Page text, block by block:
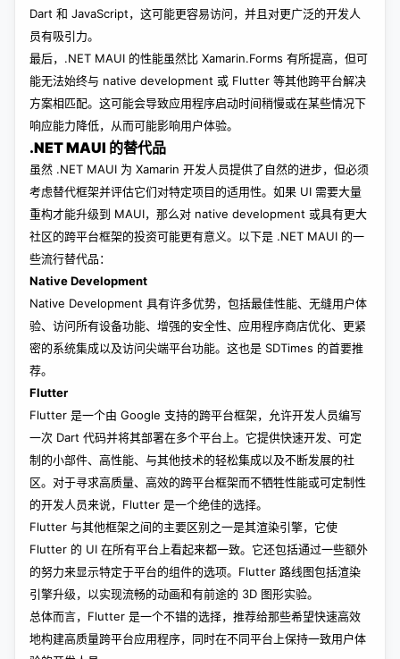
Dart 和 JavaScript，这可能更容易访问，并且对更广泛的开发人
员有吸引力。
最后，.NET MAUI 的性能虽然比 Xamarin.Forms 有所提高，但可
能无法始终与 native development 或 Flutter 等其他跨平台解决
方案相匹配。这可能会导致应用程序启动时间稍慢或在某些情况下
响应能力降低，从而可能影响用户体验。
.NET MAUI 的替代品
虽然 .NET MAUI 为 Xamarin 开发人员提供了自然的进步，但必须
考虑替代框架并评估它们对特定项目的适用性。如果 UI 需要大量
重构才能升级到 MAUI，那么对 native development 或具有更大
社区的跨平台框架的投资可能更有意义。以下是 .NET MAUI 的一
些流行替代品：
Native Development
Native Development 具有许多优势，包括最佳性能、无缝用户体
验、访问所有设备功能、增强的安全性、应用程序商店优化、更紧
密的系统集成以及访问尖端平台功能。这也是 SDTimes 的首要推
荐。
Flutter
Flutter 是一个由 Google 支持的跨平台框架，允许开发人员编写
一次 Dart 代码并将其部署在多个平台上。它提供快速开发、可定
制的小部件、高性能、与其他技术的轻松集成以及不断发展的社
区。对于寻求高质量、高效的跨平台框架而不牺牲性能或可定制性
的开发人员来说，Flutter 是一个绝佳的选择。
Flutter 与其他框架之间的主要区别之一是其渲染引擎，它使
Flutter 的 UI 在所有平台上看起来都一致。它还包括通过一些额外
的努力来显示特定于平台的组件的选项。Flutter 路线图包括渲染
引擎升级，以实现流畅的动画和有前途的 3D 图形实验。
总体而言，Flutter 是一个不错的选择，推荐给那些希望快速高效
地构建高质量跨平台应用程序，同时在不同平台上保持一致用户体